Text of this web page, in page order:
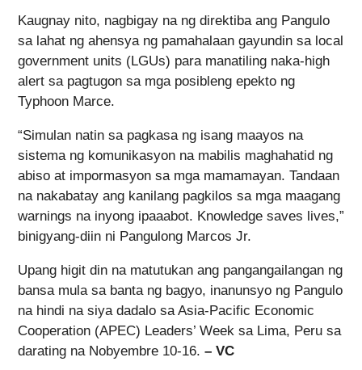
Kaugnay nito, nagbigay na ng direktiba ang Pangulo
sa lahat ng ahensya ng pamahalaan gayundin sa local
government units (LGUs) para manatiling naka-high
alert sa pagtugon sa mga posibleng epekto ng
Typhoon Marce.
“Simulan natin sa pagkasa ng isang maayos na
sistema ng komunikasyon na mabilis maghahatid ng
abiso at impormasyon sa mga mamamayan. Tandaan
na nakabatay ang kanilang pagkilos sa mga maagang
warnings na inyong ipaaabot. Knowledge saves lives,”
binigyang-diin ni Pangulong Marcos Jr.
Upang higit din na matutukan ang pangangailangan ng
bansa mula sa banta ng bagyo, inanunsyo ng Pangulo
na hindi na siya dadalo sa Asia-Pacific Economic
Cooperation (APEC) Leaders’ Week sa Lima, Peru sa
darating na Nobyembre 10-16. – VC